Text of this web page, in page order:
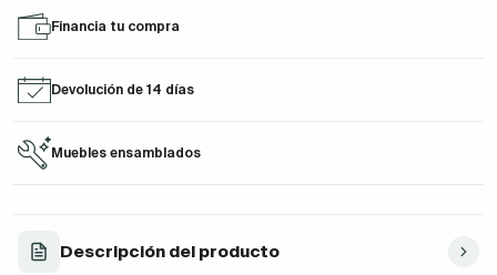
Financia tu compra
Devolución de 14 días
Muebles ensamblados
Descripción del producto